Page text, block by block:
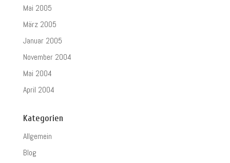
Mai 2005
März 2005
Januar 2005
November 2004
Mai 2004
April 2004
Kategorien
Allgemein
Blog